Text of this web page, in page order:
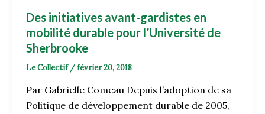
Des initiatives avant-gardistes en
mobilité durable pour l’Université de
Sherbrooke
Le Collectif /février 20, 2018
Par Gabrielle Comeau Depuis l’adoption de sa
Politique de développement durable de 2005,